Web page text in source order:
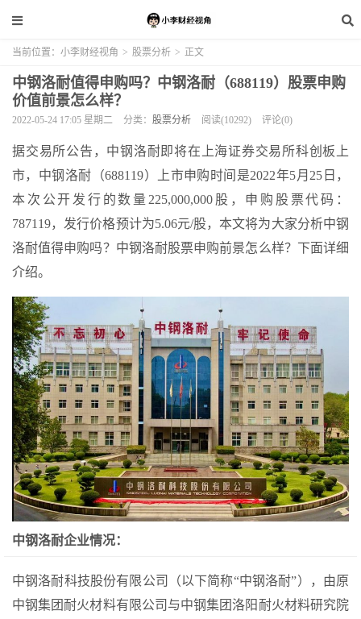
当前位置： 小李财经视角 > 股票分析 > 正文
中钢洛耐值得申购吗？中钢洛耐（688119）股票申购
价值前景怎么样？
2022-05-24 17:05 星期二 分类： 股票分析 阅读(10292) 评论(0)
据交易所公告，中钢洛耐即将在上海证券交易所科创板上
市，中钢洛耐（688119）上市申购时间是2022年5月25日，
本次公开发行的数量225,000,000股，申购股票代码：
787119，发行价格预计为5.06元/股，本文将为大家分析中钢
洛耐值得申购吗？中钢洛耐股票申购前景怎么样？下面详细
介绍。
中钢洛耐企业情况：
中钢洛耐科技股份有限公司（以下简称“中钢洛耐”），由原
中钢集团耐火材料有限公司与中钢集团洛阳耐火材料研究院